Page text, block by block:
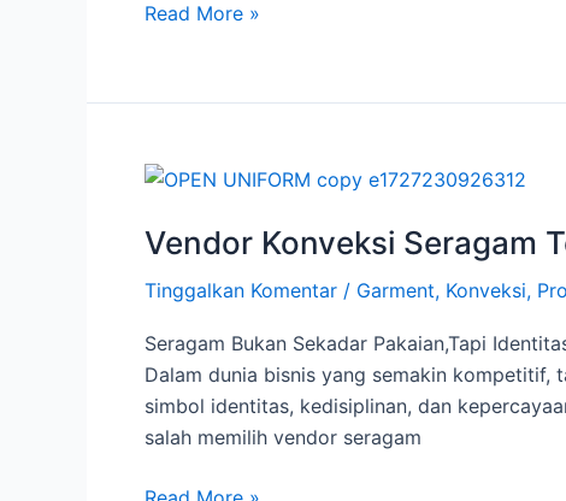
Read More »
Vendor Konveksi Seragam
Tinggalkan Komentar / Garment, Konveksi,
Seragam Bukan Sekadar Pakaian,Tapi
Dalam dunia bisnis yang semakin kompetitif,
simbol identitas, kedisiplinan, dan
salah memilih vendor seragam
Vendor
Seragam
Di
Jakarta
untuk
Kebutuhan
Bisnis